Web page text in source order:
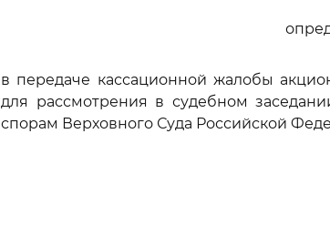
в передаче кассационной жалобы
для рассмотрения в судебном
спорам Верховного Суда Российской